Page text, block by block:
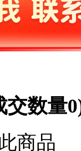
交数量0
商品